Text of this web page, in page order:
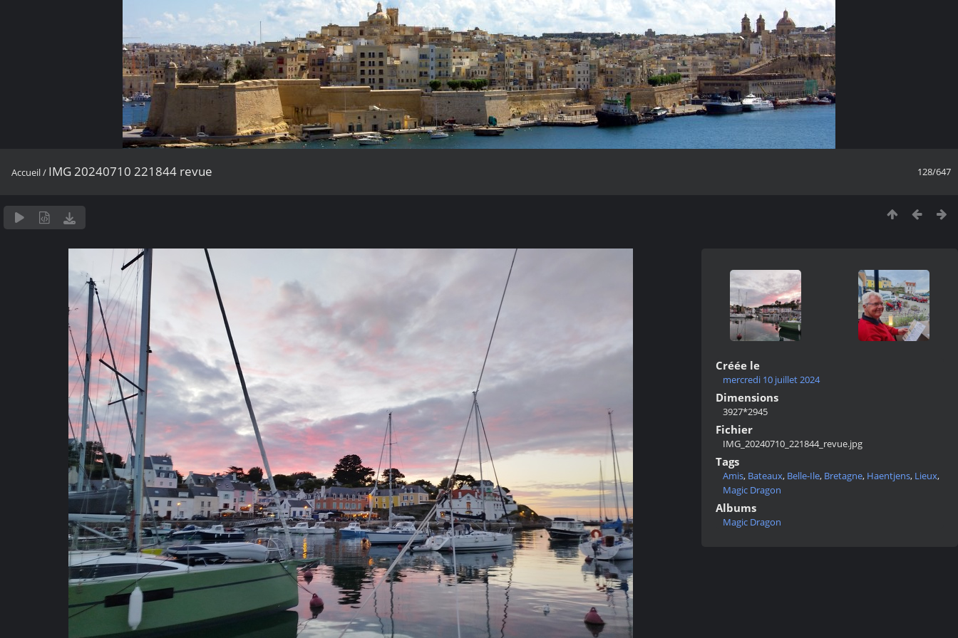
128/647
Accueil/ IMG 20240710 221844 revue
Créée le
mercredi 10 juillet 2024
Dimensions
3927*2945
Fichier
IMG_20240710_221844_revue.jpg
Tags
Amis, Bateaux, Belle-Ile, Bretagne, Haentjens, Lieux,
Magic Dragon
Albums
Magic Dragon